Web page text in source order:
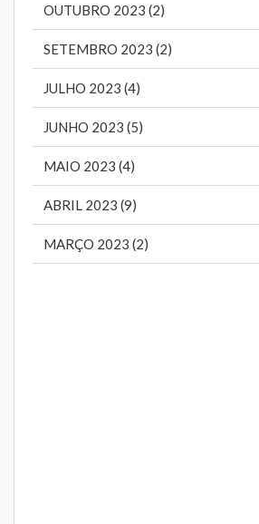
OUTUBRO 2023 (2)
SETEMBRO 2023 (2)
JULHO 2023 (4)
JUNHO 2023 (5)
MAIO 2023 (4)
ABRIL 2023 (9)
MARÇO 2023 (2)